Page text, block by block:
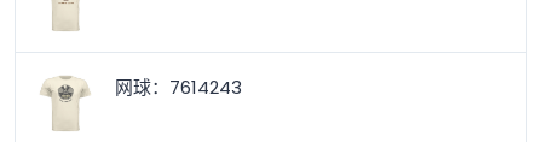
网球：7614243